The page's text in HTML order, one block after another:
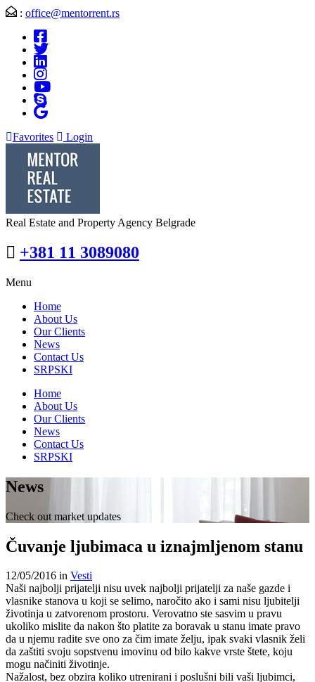
: office@mentorrent.rs
Favorites Login
Real Estate and Property Agency Belgrade
+381 11 3089080
Menu
Home
About Us
Our Clients
News
Contact Us
SRPSKI
Home
About Us
Our Clients
News
Contact Us
SRPSKI
News
Check out market updates
Čuvanje ljubimaca u iznajmljenom stanu
12/05/2016 in Vesti
Naši najbolji prijatelji nisu uvek najbolji prijatelji za naše gazde i
vlasnike stanova u koji se selimo, naročito ako i sami nisu ljubitelji
životinja u zatvorenom prostoru. Verovatno ste sasvim u pravu
ukoliko mislite da nakon što platite za boravak u stanu imate pravo
da u njemu radite sve ono za čim imate želju, ipak svaki vlasnik želi
da zaštiti svoju sopstvenu imovinu od bilo kakve vrste štete, koju
mogu načiniti životinje.
Nažalost, bez obzira koliko utrenirani i poslušni bili vaši ljubimci,